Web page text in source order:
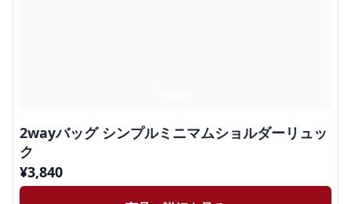
2wayバッグ シンプルミニマムショルダーリュッ
ク
¥3,840